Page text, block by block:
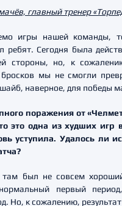
главный тренер
игры нашей команды,
ребят. Сегодня была
стороны, но, к
мы не смогли
наверное, для победы
поражения от
это одна из худших игр
уступила. Удалось ли
был не совсем
первый
Но, к сожалению,